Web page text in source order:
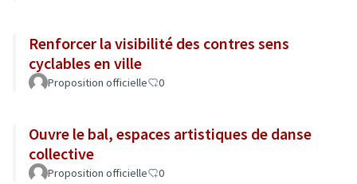
Renforcer la visibilité des contres sens
cyclables en ville
Proposition officielle 0
Ouvre le bal, espaces artistiques de danse
collective
Proposition officielle 0